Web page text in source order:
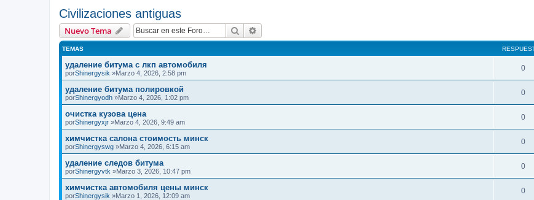
Civilizaciones antiguas
Nuevo Tema Buscar
TEMAS
удаление битума с лкп автомобиля
porShinergysik »Marzo 4, 2026, 2:58 pm
0
удаление битума полировкой
porShinergyodh »Marzo 4, 2026, 1:02 pm
0
очистка кузова цена
porShinergyxjr »Marzo 4, 2026, 9:49 am
0
химчистка салона стоимость минск
porShinergyswg »Marzo 4, 2026, 6:15 am
0
удаление следов битума
porShinergyvtk »Marzo 3, 2026, 10:47 pm
0
химчистка автомобиля цены минск
porShinergysik »Marzo 1, 2026, 12:09 am
0